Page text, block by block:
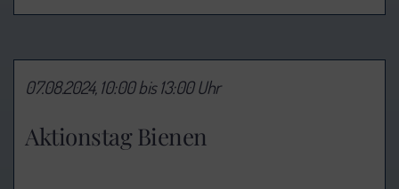
Aktionstag Bienen
07.08.2024, 10:00 bis 13:00 Uhr